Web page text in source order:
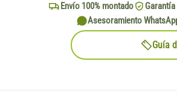
Envío 100% montado Garantía
Asesoramiento
Guía